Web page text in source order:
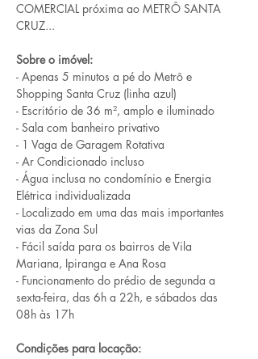
COMERCIAL próxima ao METRÔ SANTA
CRUZ...
Sobre o imóvel:
- Apenas 5 minutos a pé do Metrô e
Shopping Santa Cruz (linha azul)
- Escritório de 36 m², amplo e iluminado
- Sala com banheiro privativo
- 1 Vaga de Garagem Rotativa
- Ar Condicionado incluso
- Água inclusa no condomínio e Energia
Elétrica individualizada
- Localizado em uma das mais importantes
vias da Zona Sul
- Fácil saída para os bairros de Vila
Mariana, Ipiranga e Ana Rosa
- Funcionamento do prédio de segunda a
sexta-feira, das 6h a 22h, e sábados das
08h às 17h
Condições para locação: